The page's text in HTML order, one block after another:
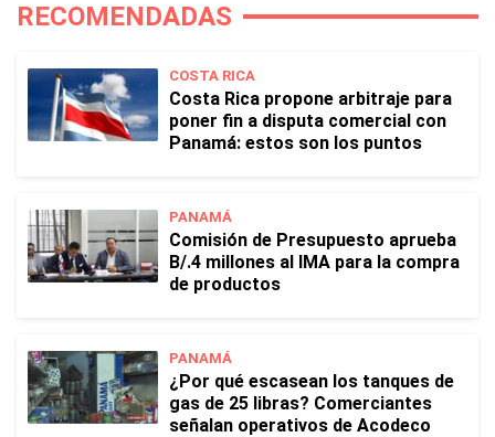
RECOMENDADAS
COSTA RICA
Costa Rica propone arbitraje para
poner fin a disputa comercial con
Panamá: estos son los puntos
PANAMÁ
Comisión de Presupuesto aprueba
B/.4 millones al IMA para la compra
de productos
PANAMÁ
¿Por qué escasean los tanques de
gas de 25 libras? Comerciantes
señalan operativos de Acodeco